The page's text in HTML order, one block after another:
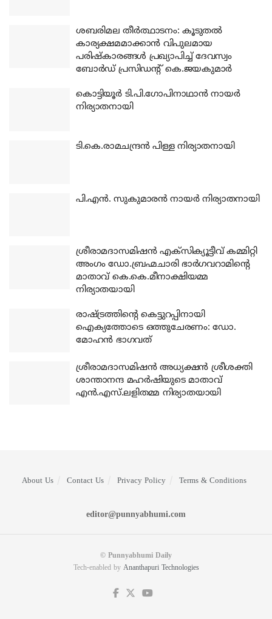
ശബരിമല തീര്‍ത്ഥാടനം: കൂടുതല്‍
കാര്യക്ഷമമാക്കാന്‍ വിപുലമായ
പരിഷ്‌കാരങ്ങള്‍ പ്രഖ്യാപിച്ച് ദേവസ്വം
ബോര്‍ഡ് പ്രസിഡന്റ് കെ.ജയകുമാര്‍
കൊട്ടിയൂര്‍ ടി.പി.ഗോപിനാഥാന്‍ നായര്‍
നിര്യാതനായി
ടി.കെ.രാമചന്ദ്രന്‍ പിള്ള നിര്യാതനായി
പി.എന്‍. സുകുമാരന്‍ നായര്‍ നിര്യാതനായി
ശ്രീരാമദാസമിഷന്‍ എക്‌സിക്യൂട്ടീവ് കമ്മിറ്റി
അംഗം ഡോ.ബ്രഹ്മചാരി ഭാര്‍ഗവറാമിന്റെ
മാതാവ് കെ.കെ.മീനാക്ഷിയമ്മ
നിര്യാതയായി
രാഷ്ട്രത്തിന്റെ കെട്ടുറപ്പിനായി
ഐക്യത്തോടെ ഒത്തുചേരണം: ഡോ.
മോഹന്‍ ഭാഗവത്
ശ്രീരാമദാസമിഷന്‍ അധ്യക്ഷന്‍ ശ്രീശക്തി
ശാന്താനന്ദ മഹര്‍ഷിയുടെ മാതാവ്
എന്‍.എസ്.ലളിതമ്മ നിര്യാതയായി
About Us Contact Us Privacy Policy Terms & Conditions
editor@punnyabhumi.com
© Punnyabhumi Daily
Tech-enabled by Ananthapuri Technologies